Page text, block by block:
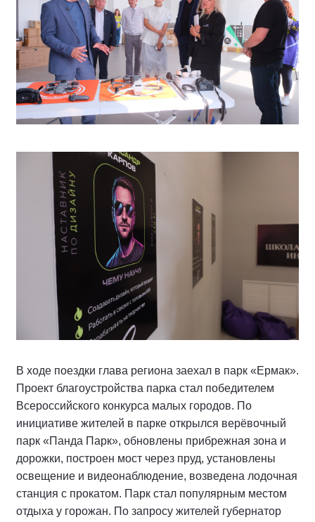
В ходе поездки глава региона заехал в парк «Ермак».
Проект благоустройства парка стал победителем
Всероссийского конкурса малых городов. По
инициативе жителей в парке открылся верёвочный
парк «Панда Парк», обновлены прибрежная зона и
дорожки, построен мост через пруд, установлены
освещение и видеонаблюдение, возведена лодочная
станция с прокатом. Парк стал популярным местом
отдыха у горожан. По запросу жителей губернатор